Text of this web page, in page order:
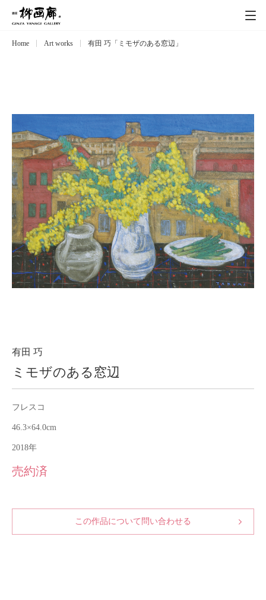
Exhibitions
作家
Art works 作品一覧
Catalog カタログ
Schedule スケジュール
About 会社案内
Contact
Purchase assessment
Home Art works 有田 巧「ミモザのある窓辺」
有田 巧
ミモザのある窓辺
フレスコ
46.3×64.0cm
2018年
売約済
この作品について問い合わせる